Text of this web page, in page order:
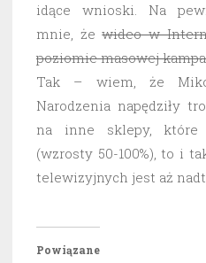
idące wnioski. Na
mnie, żewideo w
poziomie masowej
Tak – wiem, że
Narodzenia napędziły
na inne sklepy, które
(wzrosty 50-100%), to i
telewizyjnych jest aż
Powiązane